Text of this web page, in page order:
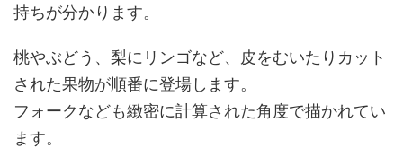
持ちが分かります。
桃やぶどう、梨にリンゴなど、皮をむいたりカット
された果物が順番に登場します。
フォークなども緻密に計算された角度で描かれてい
ます。